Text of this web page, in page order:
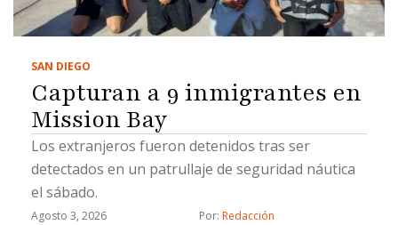
SAN DIEGO
Capturan a 9 inmigrantes en
Mission Bay
Los extranjeros fueron detenidos tras ser
detectados en un patrullaje de seguridad náutica
el sábado.
Agosto 3, 2026 Por: Redacción